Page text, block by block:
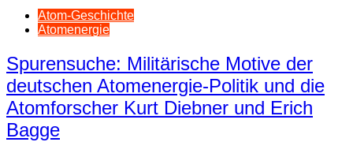
Atom-Geschichte
Atomenergie
Spurensuche: Militärische Motive der
deutschen Atomenergie-Politik und die
Atomforscher Kurt Diebner und Erich
Bagge